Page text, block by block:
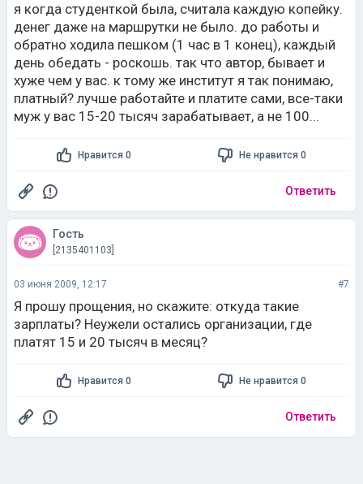
я когда студенткой была, считала каждую копейку.
денег даже на маршрутки не было. до работы и
обратно ходила пешком (1 час в 1 конец), каждый
день обедать - роскошь. так что автор, бывает и
хуже чем у вас. к тому же институт я так понимаю,
платный? лучше работайте и платите сами, все-таки
муж у вас 15-20 тысяч зарабатывает, а не 100...
Нравится 0 Не нравится 0
Ответить
Гость
[2135401103]
03 июня 2009, 12:17 #7
Я прошу прощения, но скажите: откуда такие
зарплаты? Неужели остались организации, где
платят 15 и 20 тысяч в месяц?
Нравится 0 Не нравится 0
Ответить